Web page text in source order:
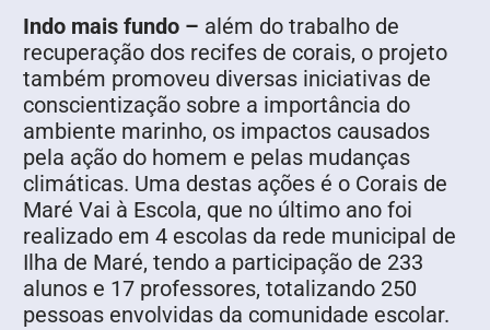
Indo mais fundo – além do trabalho de
recuperação dos recifes de corais, o projeto
também promoveu diversas iniciativas de
conscientização sobre a importância do
ambiente marinho, os impactos causados
pela ação do homem e pelas mudanças
climáticas. Uma destas ações é o Corais de
Maré Vai à Escola, que no último ano foi
realizado em 4 escolas da rede municipal de
Ilha de Maré, tendo a participação de 233
alunos e 17 professores, totalizando 250
pessoas envolvidas da comunidade escolar.